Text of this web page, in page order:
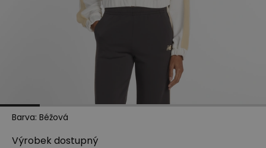
Barva: Béžová
Výrobek dostupný